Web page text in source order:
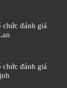
đánh giá
đánh giá